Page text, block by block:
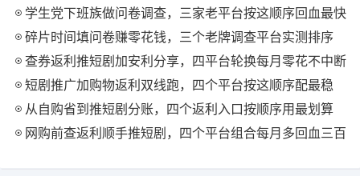
学生党下班族做问卷调查，三家老平台按这顺序回血最快
碎片时间填问卷赚零花钱，三个老牌调查平台实测排序
查券返利推短剧加安利分享，四平台轮换每月零花不中断
短剧推广加购物返利双线跑，四个平台按这顺序配最稳
从自购省到推短剧分账，四个返利入口按顺序用最划算
网购前查返利顺手推短剧，四个平台组合每月多回血三百